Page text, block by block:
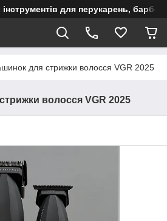
для перукарень,
для стрижки волосся VGR 2025
волосся VGR 2025